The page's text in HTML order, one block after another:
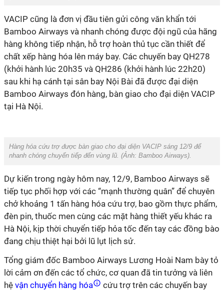
VACIP cũng là đơn vị đầu tiên gửi công văn khẩn tới
Bamboo Airways và nhanh chóng được đội ngũ của hãng
hàng không tiếp nhận, hỗ trợ hoàn thủ tục cần thiết để
chất xếp hàng hóa lên máy bay. Các chuyến bay QH278
(khởi hành lúc 20h35 và QH286 (khởi hành lúc 22h20)
sau khi hạ cánh tại sân bay Nội Bài đã được đại diện
Bamboo Airways đón hàng, bàn giao cho đại diện VACIP
tại Hà Nội.
Hàng hóa cứu trợ được bàn giao cho đại diện VACIP sáng 12/9 để
nhanh chóng chuyển tiếp đến vùng lũ. (Ảnh: Bamboo Airways).
Dự kiến trong ngày hôm nay, 12/9, Bamboo Airways sẽ
tiếp tục phối hợp với các “mạnh thường quân” để chuyên
chở khoảng 1 tấn hàng hóa cứu trợ, bao gồm thực phẩm,
đèn pin, thuốc men cùng các mặt hàng thiết yếu khác ra
Hà Nội, kịp thời chuyển tiếp hỏa tốc đến tay các đồng bào
đang chịu thiệt hại bởi lũ lụt lịch sử.
Tổng giám đốc Bamboo Airways Lương Hoài Nam bày tỏ
lời cảm ơn đến các tổ chức, cơ quan đã tin tưởng và liên
hệ vận chuyển hàng hóa
cứu trợ trên các chuyến bay